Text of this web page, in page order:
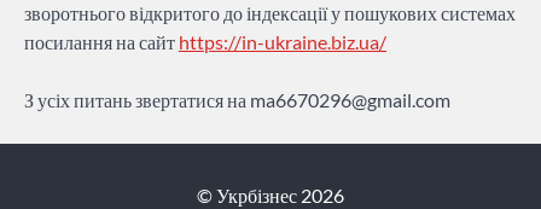
зворотнього відкритого до індексації у пошукових системах
посилання на сайт https://in-ukraine.biz.ua/
З усіх питань звертатися на ma6670296@gmail.com
© Укрбізнес 2026